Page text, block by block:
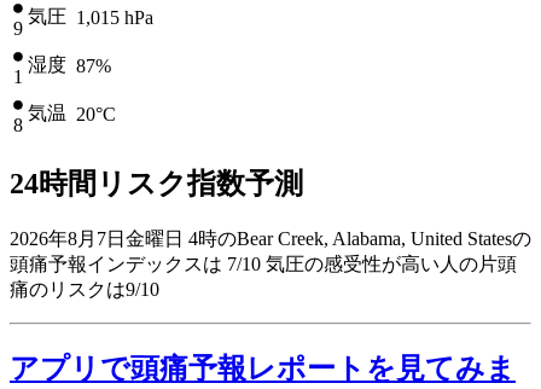
9
気圧 1,015 hPa
1
湿度 87%
8
気温 20°C
24時間リスク指数予測
2026年8月7日金曜日 4時のBear Creek, Alabama, United Statesの
頭痛予報インデックスは 7/10 気圧の感受性が高い人の片頭
痛のリスクは9/10
アプリで頭痛予報レポートを見てみま